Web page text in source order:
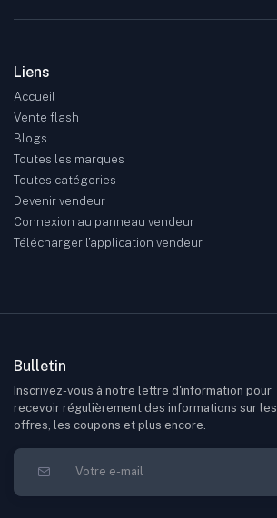
Liens
Accueil
Vente flash
Blogs
Toutes les marques
Toutes catégories
Devenir vendeur
Connexion au panneau vendeur
Télécharger l'application vendeur
Bulletin
Inscrivez-vous à notre lettre d'information pour
recevoir régulièrement des informations sur les
offres, les coupons et plus encore.